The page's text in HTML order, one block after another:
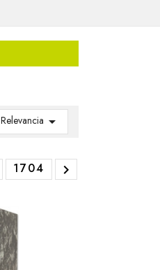
Relevancia 
1704 